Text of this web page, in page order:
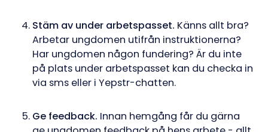
Stäm av under arbetspasset. Känns allt bra?
Arbetar ungdomen utifrån instruktionerna?
Har ungdomen någon fundering? Är du inte
på plats under arbetspasset kan du checka in
via sms eller i Yepstr-chatten.
Ge feedback. Innan hemgång får du gärna